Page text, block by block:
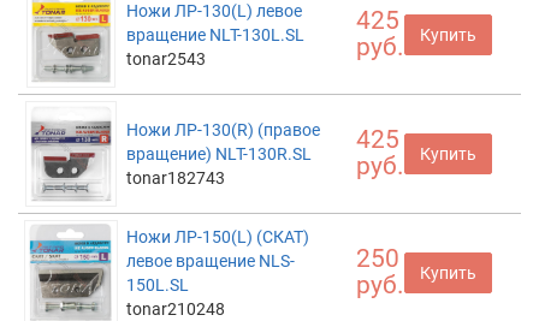
Ножи ЛР-130(L) левое
вращение NLT-130L.SL
tonar2543
425
руб.
Купить
Ножи ЛР-130(R) (правое
вращение) NLT-130R.SL
tonar182743
425
руб.
Купить
Ножи ЛР-150(L) (СКАТ)
левое вращение NLS-
150L.SL
tonar210248
250
руб.
Купить